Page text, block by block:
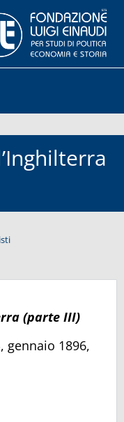
(parte III)
gennaio 1896,